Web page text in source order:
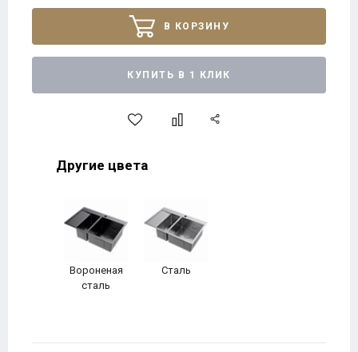
В КОРЗИНУ
КУПИТЬ В 1 КЛИК
Другие цвета
Вороненая
сталь
Сталь